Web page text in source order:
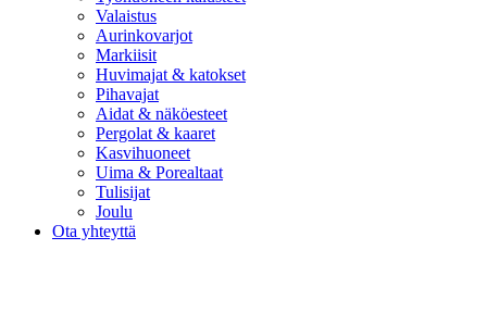
Valaistus
Aurinkovarjot
Markiisit
Huvimajat & katokset
Pihavajat
Aidat & näköesteet
Pergolat & kaaret
Kasvihuoneet
Uima & Porealtaat
Tulisijat
Joulu
Ota yhteyttä